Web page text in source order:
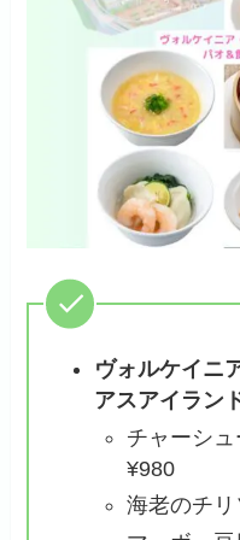
ヴォルケイニ
アスアイラン
チャーシ
¥980
海老のチ